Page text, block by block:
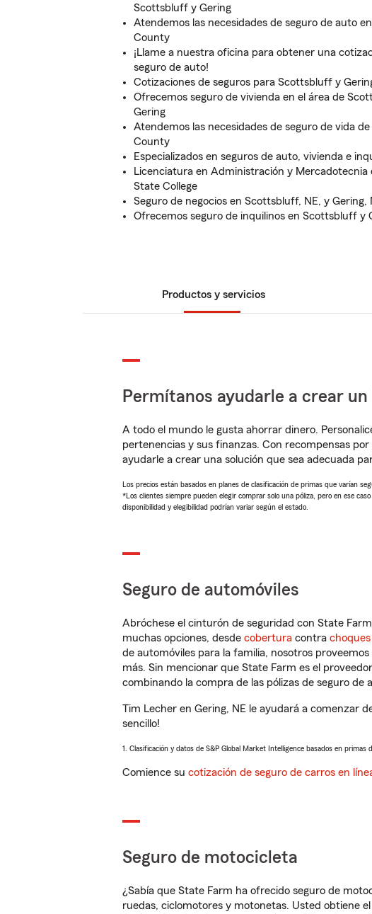
Scottsbluff y Gering
Atendemos las necesidades de seguro de auto
County
¡Llame a nuestra oficina para obtener una
seguro de auto!
Cotizaciones de seguros para Scottsbluff y
Ofrecemos seguro de vivienda en el área de
Gering
Atendemos las necesidades de seguro de vida
County
Especializados en seguros de auto, vivienda e
Licenciatura en Administración y Mercadotecnia
State College
Seguro de negocios en Scottsbluff, NE, y Gering,
Ofrecemos seguro de inquilinos en Scottsbluff y
Productos y servicios
Permítanos ayudarle a crear
A todo el mundo le gusta ahorrar dinero.
pertenencias y sus finanzas. Con recompensas
ayudarle a crear una solución que sea adecuada
Los precios están basados en planes de clasificación de primas que varían
*Los clientes siempre pueden elegir comprar solo una póliza, pero en ese
disponibilidad y elegibilidad podrían variar según el estado.
Seguro de automóviles
Abróchese el cinturón de seguridad con State
muchas opciones, desde cobertura contra choques
de automóviles para la familia, nosotros
más. Sin mencionar que State Farm es el
combinando la compra de las pólizas de seguro de
Tim Lecher en Gering, NE le ayudará a comenzar
sencillo!
1. Clasificación y datos de S&P Global Market Intelligence basados en primas
Comience su cotización de seguro de carros en
Seguro de motocicleta
¿Sabía que State Farm ha ofrecido seguro de
ruedas, ciclomotores y motonetas. Usted obtiene